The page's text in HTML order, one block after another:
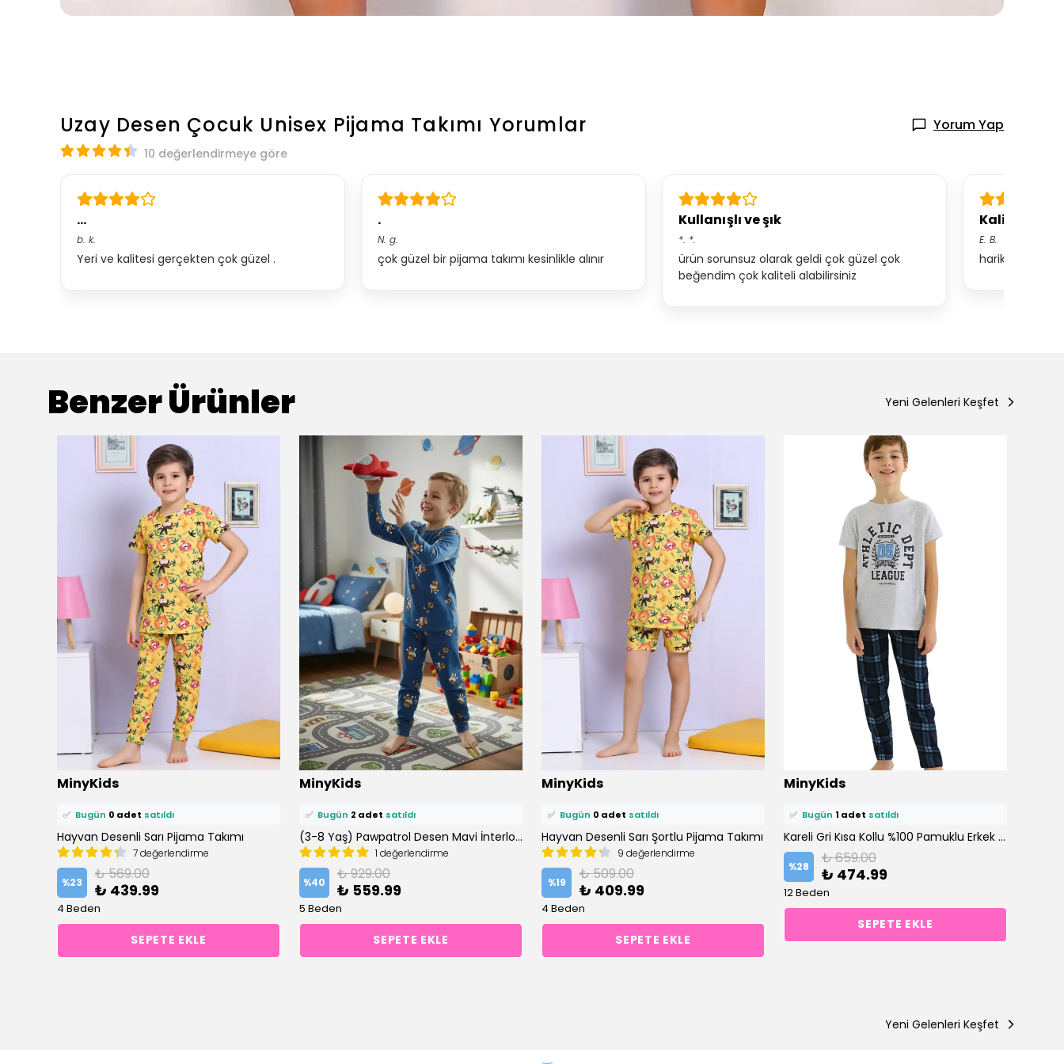
Uzay Desen Çocuk Unisex Pijama Takımı Yorumlar Yorum Yap
10 değerlendirmeye göre
…
b. k.
Yeri ve kalitesi gerçekten çok güzel .
.
N. g.
çok güzel bir pijama takımı kesinlikle alınır
Kullanışlı ve şık
*. *.
ürün sorunsuz olarak geldi çok güzel çok
beğendim çok kaliteli alabilirsiniz
Kaliteli ve
E. B.
harika çok
Benzer Ürünler Yeni Gelenleri Keşfet
MinyKids
Bu ürünü3 kişifavoriledi!
1 kişi
✅ Bugün 0 adet satıldı
Hayvan Desenli Sarı Pijama Takımı
7 değerlendirme
%23 ₺ 569.00
₺ 439.99
4 Beden
SEPETE EKLE
MinyKids
⭐️ Bu ürünü3 kişifavoriledi!
2 kişi
✅ Bugün 2 adet satıldı
(3-8 Yaş) Pawpatrol Desen Mavi İnterlok Kumaş %100 Pamuklu Erkek Çocuk Pijama Takımı
1 değerlendirme
%40 ₺ 929.00
₺ 559.99
5 Beden
SEPETE EKLE
MinyKids
Bu ürünü1 kişifavoriledi!
0 kişi
✅ Bugün 0 adet satıldı
Hayvan Desenli Sarı Şortlu Pijama Takımı
9 değerlendirme
%19 ₺ 509.00
₺ 409.99
4 Beden
SEPETE EKLE
MinyKids
favoriledi!
2 kişi
✅ Bugün 1 adet satıldı
Kareli Gri Kısa Kollu %100 Pamuklu Erkek Çocuk Pijama Takım
%28 ₺ 659.00
₺ 474.99
12 Beden
SEPETE EKLE
Yeni Gelenleri Keşfet